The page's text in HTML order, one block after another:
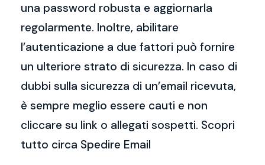
una password robusta e aggiornarla
regolarmente. Inoltre, abilitare
l’autenticazione a due fattori può fornire
un ulteriore strato di sicurezza. In caso di
dubbi sulla sicurezza di un’email ricevuta,
è sempre meglio essere cauti e non
cliccare su link o allegati sospetti. Scopri
tutto circa Spedire Email